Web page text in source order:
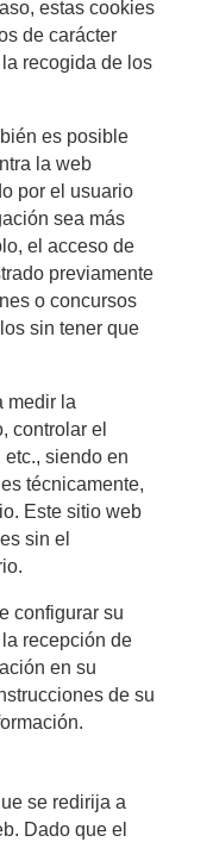
estas cookies
de carácter
recogida de los
es posible
la web
por el usuario
sea más
el acceso de
previamente
o concursos
sin tener que
medir la
controlar el
siendo en
técnicamente,
Este sitio web
sin el
configurar su
recepción de
en su
de su
se redirija a
Dado que el